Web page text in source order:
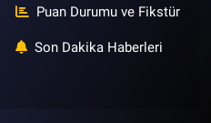
Puan Durumu ve Fikstür
Son Dakika Haberleri